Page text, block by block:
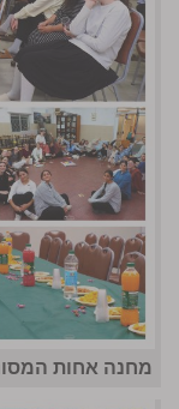
מחנה אחות